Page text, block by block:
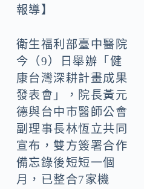
報導】
衛生福利部臺中醫院
今（9）日舉辦「健
康台灣深耕計畫成果
發表會」，院長黃元
德與台中市醫師公會
副理事長林恆立共同
宣布，雙方簽署合作
備忘錄後短短一個
月，已整合7家機